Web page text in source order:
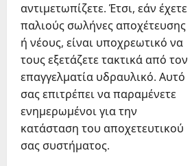
αντιμετωπίζετε. Έτσι, εάν έχετε
παλιούς σωλήνες αποχέτευσης
ή νέους, είναι υποχρεωτικό να
τους εξετάζετε τακτικά από τον
επαγγελματία υδραυλικό. Αυτό
σας επιτρέπει να παραμένετε
ενημερωμένοι για την
κατάσταση του αποχετευτικού
σας συστήματος.